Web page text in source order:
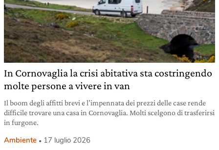
In Cornovaglia la crisi abitativa sta costringendo
molte persone a vivere in van
Il boom degli affitti brevi e l’impennata dei prezzi delle case rende
difficile trovare una casa in Cornovaglia. Molti scelgono di trasferirsi
in furgone.
Ambiente 17 luglio 2026